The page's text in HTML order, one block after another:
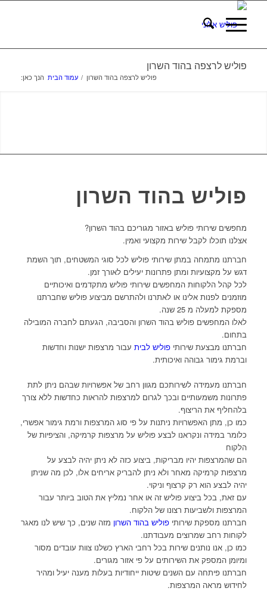
פוליש לרצפה בהוד השרון
הנך כאן: עמוד הבית / פוליש לרצפה בהוד השרון
פוליש בהוד השרון
מחפשים שירותי פוליש באזור מגוריכם בהוד השרון?
אצלנו תוכלו לקבל שירות מקצועי ואמין.
חברתנו מתמחה במתן שירותי פוליש לכל סוגי המשטחים, תוך השמת
דגש על מקצועיות ומתן פתרונות יעילים לאורך זמן.
לכל קהל הלקוחות המחפשים שירותי פוליש מתקדמים ואיכותיים
מוזמנים לפנות אלינו או לאתרנו ולהתרשם מביצוע פוליש שחברתנו
מספקת למעלה מ 25 שנה.
לאלו המחפשים פוליש בהוד השרון והסביבה, הגעתם לחברה המובילה
בתחום.
חברתנו מבצעת שירותי פוליש לביתעבור מרצפות ישנות וחדשות
וברמת גימור גבוהה ואיכותית.
חברתנו מעמידה לשירותכם מגוון רחב של אפשרויות שבהם ניתן לתת
פתרונות משמעותיים ובכך לגרום למרצפות להראות כחדשות ללא צורך
בלהחליף את הריצוף.
כמו כן, מתן האפשרויות ניתנות על פי סוג המרצפות ורמת גימור אפשרי,
כלומר במידה ונקראנו לבצע פוליש על מרצפות קרמיקה, והציפיות של
הלקוח
הם שהמרצפות יהיו מבריקות, ביצוע כזה לא ניתן יהיה לבצע על
מרצפות קרמיקה מאחר ולא ניתן להבריק אריחים אלו, לכן מה שניתן
יהיה לבצע הוא רק קרצוף וניקוי.
עם זאת, בכל ביצוע פוליש זה או אחר נמליץ את הטוב ביותר עבור
המרצפות ולשביעות רצונו של הלקוח.
חברתנו מספקת שירותי פוליש בהוד השרון מזה שנים, כך שיש לנו מאגר
לקוחות רחב שמרוצים מעבודתנו.
כמו כן, אנו נותנים שירות בכל רחבי הארץ כשלנו צוות עובדים מסור
ומיומן המספק את השירותים על פי אזור מגורים.
חברתנו פיתחה עם השנים שיטות ייחודיות בעלות מענה יעיל ומהיר
לחידוש מראה המרצפות.